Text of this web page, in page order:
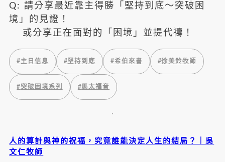
Q: 請分享最近靠主得勝「堅持到底～突破困
境」的見證！
或分享正在面對的「困境」並提代禱！
#主日信息 #堅持到底 #希伯來書 #徐美鈴牧師
#突破困境系列 #馬太福音
人的算計與神的祝福，究竟誰能決定人生的結局？｜吳
文仁牧師